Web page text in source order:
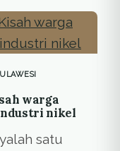
warga
nikel
satu